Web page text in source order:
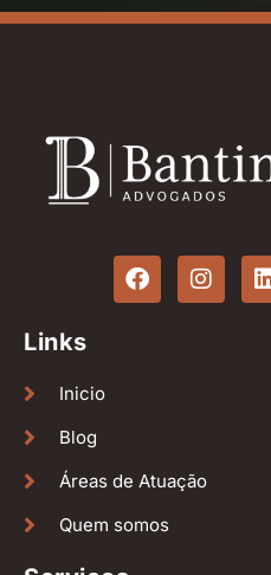
Links
Inicio
Blog
Áreas de Atuação
Quem somos